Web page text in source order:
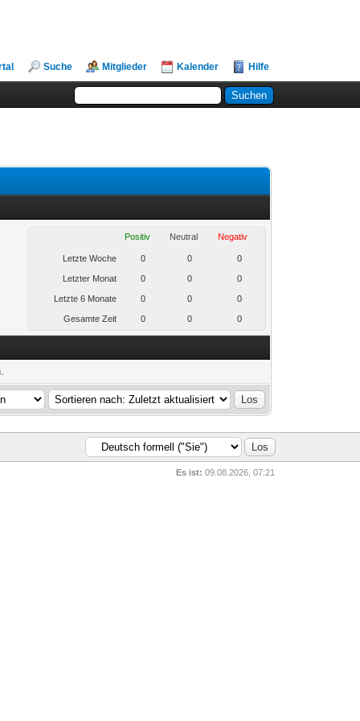
Suche Mitglieder Kalender Hilfe
Positiv Neutral Negativ
Letzte Woche 0 0 0
Letzter Monat 0 0 0
Letzte 6 Monate 0 0 0
Gesamte Zeit 0 0 0
Es ist: 09.08.2026, 07:21